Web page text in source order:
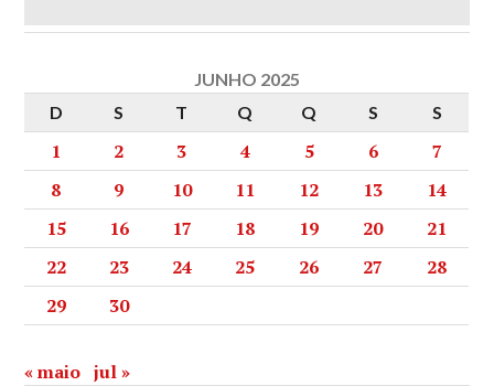
JUNHO 2025
D
S T Q Q S S
1 2 3 4 5 6
7
8
9 10 11 12 13
14
15
16 17 18 19 20
21
22
23 24 25 26 27
28
29
30
« maio jul »